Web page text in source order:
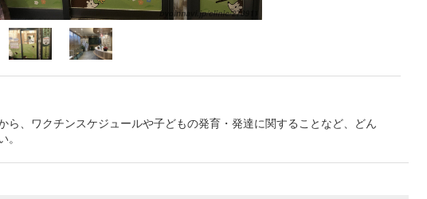
ら、ワクチンスケジュールや子どもの発育・発達に関することなど、どん
。